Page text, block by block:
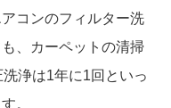
コンのフィルター洗
、カーペットの清掃
浄は1年に1回といっ
。